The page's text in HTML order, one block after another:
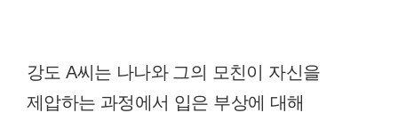
강도 A씨는 나나와 그의 모친이 자신을
제압하는 과정에서 입은 부상에 대해